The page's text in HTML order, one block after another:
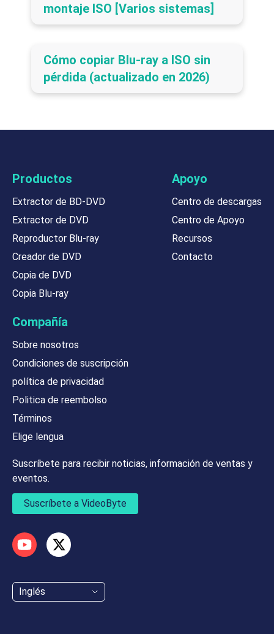
montaje ISO [Varios sistemas]
Cómo copiar Blu-ray a ISO sin
pérdida (actualizado en 2026)
Productos
Extractor de BD-DVD
Extractor de DVD
Reproductor Blu-ray
Creador de DVD
Copia de DVD
Copia Blu-ray
Apoyo
Centro de descargas
Centro de Apoyo
Recursos
Contacto
Compañía
Sobre nosotros
Condiciones de suscripción
política de privacidad
Politica de reembolso
Términos
Elige lengua
Suscríbete para recibir noticias, información de ventas y
eventos.
Suscríbete a VideoByte
Inglés